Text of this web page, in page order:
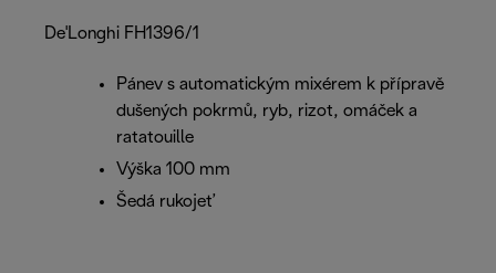
De'Longhi FH1396/1
Pánev s automatickým mixérem k přípravě
dušených pokrmů, ryb, rizot, omáček a
ratatouille
Výška 100 mm
Šedá rukojeť